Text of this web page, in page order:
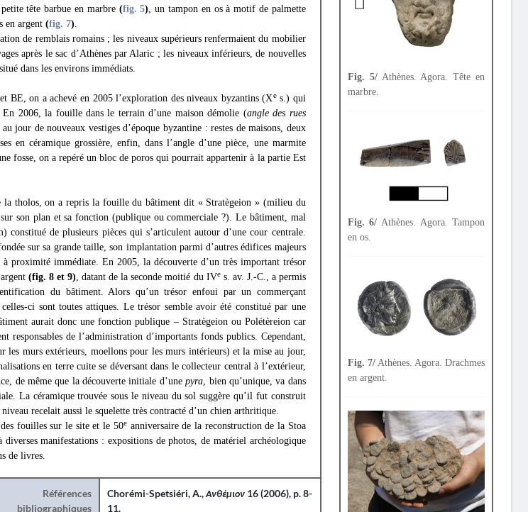
tête barbue en marbre (fig. 5), un tampon en os à motif de palmette
en argent (fig. 7).
de remblais romains ; les niveaux supérieurs renfermaient du mobilier
après le sac d’Athènes par Alaric ; les niveaux inférieurs, de nouvelles
dans les environs immédiats.
BE, on a achevé en 2005 l’exploration des niveaux byzantins (Xes.) qui
2006, la fouille dans le terrain d’une maison démolie (angle des rues
jour de nouveaux vestiges d’époque byzantine : restes de maisons, deux
en céramique grossière, enfin, dans l’angle d’une pièce, une marmite
fosse, on a repéré un bloc de poros qui pourrait appartenir à la partie Est
la tholos, on a repris la fouille du bâtiment dit « Stratègeion » (milieu du
son plan et sa fonction (publique ou commerciale ?). Le bâtiment, mal
constitué de plusieurs pièces qui s’articulent autour d’une cour centrale.
sur sa grande taille, son implantation parmi d’autres édifices majeurs
proximité immédiate. En 2005, la découverte d’un très important trésor
argent(fig. 8 et 9), datant de la seconde moitié du IVes. av. J.-C., a permis
du bâtiment. Alors qu’un trésor enfoui par un commerçant
ci sont toutes attiques. Le trésor semble avoir été constitué par une
aurait donc une fonction publique – Stratègeion ou Polétèreion car
responsables de l’administration d’importants fonds publics. Cependant,
les murs extérieurs, moellons pour les murs intérieurs) et la mise au jour,
en terre cuite se déversant dans le collecteur central à l’extérieur,
de même que la découverte initiale d’unepyra, bien qu’unique, va dans
La céramique trouvée sous le niveau du sol suggère qu’il fut construit
recelait aussi le squelette très contracté d’un chien arthritique.
fouilles sur le site et le 50eanniversaire de la reconstruction de la Stoa
manifestations : expositions de photos, de matériel archéologique
de livres.
Références
bibliographiques
Chorémi-Spetsiéri, A.,Ανθέμιον 16 (2006), p. 8-
11.
Fig. 5/Athènes. Agora. Tête en
marbre.
Fig. 6/ Athènes. Agora. Tampon
en os.
Fig. 7/Athènes. Agora. Drachmes
en argent.